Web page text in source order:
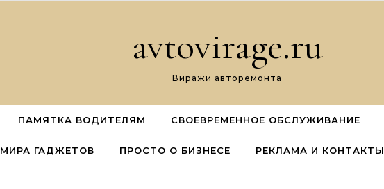
avtovirage.ru
Виражи авторемонта
ПАМЯТКА ВОДИТЕЛЯМ СВОЕВРЕМЕННОЕ ОБСЛУЖИВАНИЕ
ГАДЖЕТОВ ПРОСТО О БИЗНЕСЕ РЕКЛАМА И КОНТАКТЫ